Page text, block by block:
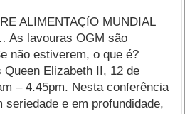
ALIMENTAÇíO MUNDIAL
As lavouras OGM são
não estiverem, o que é?
Elizabeth II, 12 de
– 4.45pm. Nesta conferência
e em profundidade,